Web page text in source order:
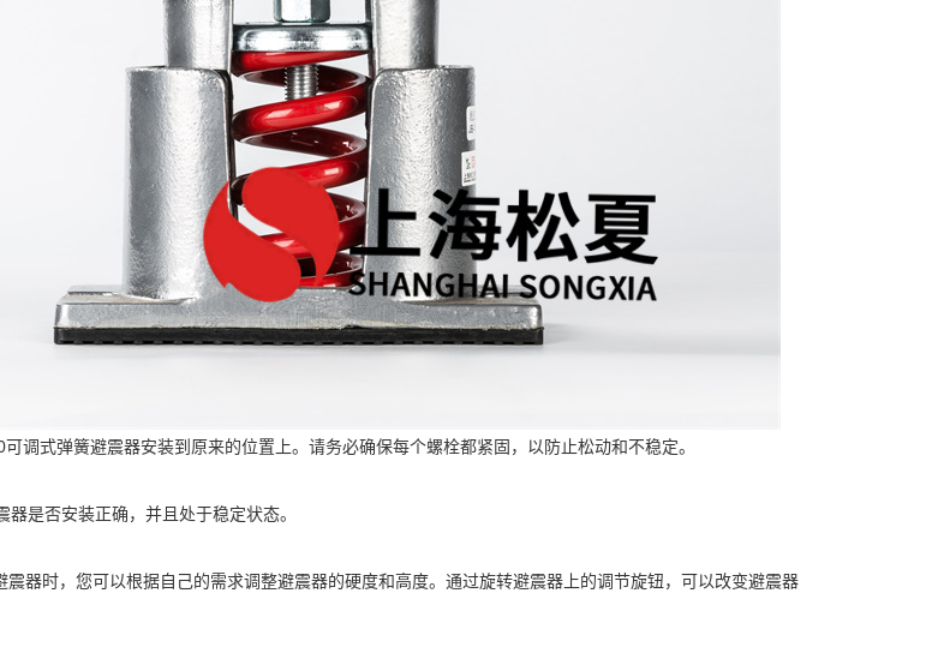
调式弹簧避震器安装到原来的位置上。请务必确保每个螺栓都紧固，以防止松动和不稳定。
是否安装正确，并且处于稳定状态。
器时，您可以根据自己的需求调整避震器的硬度和高度。通过旋转避震器上的调节旋钮，可以改变避震器